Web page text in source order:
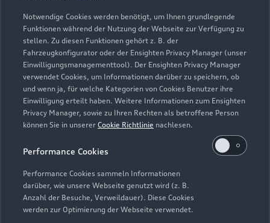
Notwendige Cookies werden benötigt, um Ihnen grundlegende
Funktionen während der Nutzung der Webseite zur Verfügung zu
stellen. Zu diesen Funktionen gehört z. B. der
Fahrzeugkonfigurator oder der Ensighten Privacy Manager (unser
Einwilligungsmanagementtool). Der Ensighten Privacy Manager
verwendet Cookies, um Informationen darüber zu speichern, ob
und wenn ja, für welche Kategorien von Cookies Benutzer ihre
Einwilligung erteilt haben. Weitere Informationen zum Ensighten
Privacy Manager, sowie zu Ihren Rechten als betroffene Person
können Sie in unserer Cookie Richtlinie nachlesen.
Performance Cookies
Performance Cookies sammeln Informationen
darüber, wie unsere Webseite genutzt wird (z. B.
Anzahl der Besuche, Verweildauer). Diese Cookies
werden zur Optimierung der Webseite verwendet.
Zurück nach oben
Modelle
Alle Modelle
Modelle vergleichen
Elektromodelle
Plug-in-Hybride
Kaufen & leasen
Gebrauchtwagensuche
Gebrauchtwagen
Finanzierung
Service & Zubehör
Audi Services
Garantie
Kundenservice
Über Audi